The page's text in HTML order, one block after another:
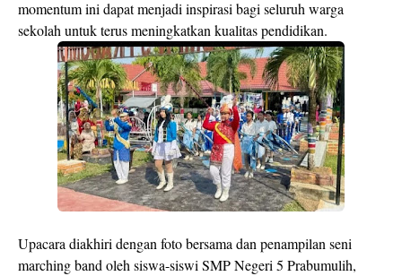
momentum ini dapat menjadi inspirasi bagi seluruh warga
sekolah untuk terus meningkatkan kualitas pendidikan.
Upacara diakhiri dengan foto bersama dan penampilan seni
marching band oleh siswa-siswi SMP Negeri 5 Prabumulih,